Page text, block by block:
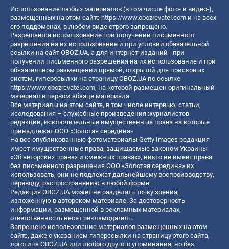
Использование любых материалов (в том числе фото- и видео-),
размещенных на этом сайте https://www.obozrevatel.com и на всех
его поддоменах, в любом виде строго запрещено.
Разрешается использование при получении письменного
разрешения на их использование и при условии обязательной
ссылки на сайт OBOZ.UA, а для интернет-изданий - при
получении письменного разрешения на их использование и при
обязательном размещении прямой, открытой для поисковых
систем, гиперссылки на страницу OBOZ.UA по ссылке
https://www.obozrevatel.com, на которой размещен оригинальный
материал в первом абзаце материала.
Все материалы на этом сайте, в том числе интервью, статьи,
исследования – служебные произведения журналистов
редакции, исключительные имущественные права на которые
принадлежат ООО «Золотая середина».
На все опубликованные фотоматериалы Getty Images редакция
имеет имущественные права, защищаемые законом Украины
«Об авторских правах и смежных правах», никто не имеет права
без письменного разрешения ООО «Золотая середина» их
использовать, они не подлежат дальнейшему воспроизводству,
переводу, распространению в любой форме.
Редакция OBOZ.UA может не разделять точку зрения,
изложенную в авторском материале. За достоверность
информации, размещенной в рекламных материалах,
ответственность несет рекламодатель.
Запрещено использование материалов размещенных на этом
сайте, даже с указанием гиперссылки на страницу этого сайта,
логотипа OBOZ.UA или любого другого упоминания, но без